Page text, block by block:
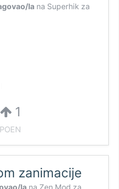
la na Superhik za
1
POEN
zanimacije